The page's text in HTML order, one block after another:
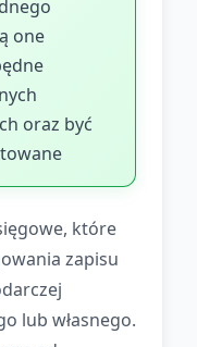
one
oraz być
które
zapisu
lub własnego.